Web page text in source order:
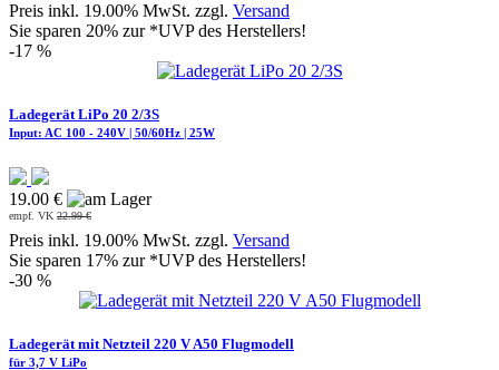
Preis inkl. 19.00% MwSt. zzgl. Versand
Sie sparen 20% zur *UVP des Herstellers!
-17 %
Ladegerät LiPo 20 2/3S
Input: AC 100 - 240V | 50/60Hz | 25W
19.00 €
empf. VK 22.99 €
Preis inkl. 19.00% MwSt. zzgl. Versand
Sie sparen 17% zur *UVP des Herstellers!
-30 %
Ladegerät mit Netzteil 220 V A50 Flugmodell
für 3,7 V LiPo